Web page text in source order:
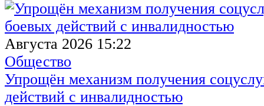
Августа 2026 15:22
Общество
Упрощён механизм получения
действий с инвалидностью